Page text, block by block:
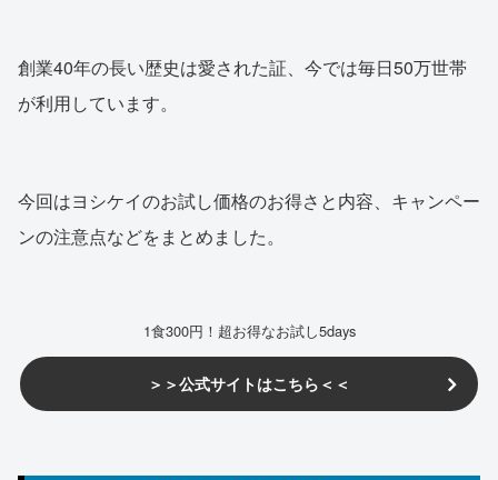
創業40年の長い歴史は愛された証、今では毎日50万世帯
が利用しています。
今回はヨシケイのお試し価格のお得さと内容、キャンペー
ンの注意点などをまとめました。
1食300円！超お得なお試し5days
＞＞公式サイトはこちら＜＜